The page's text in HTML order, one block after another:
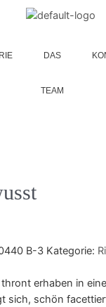
DAS
TEAM
B-3 Kategorie:
erhaben in
sich, schön